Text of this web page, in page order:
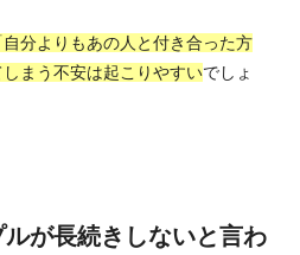
自分よりもあの人と付き合った方
まう不安は起こりやすいでしょ
が長続きしないと言わ